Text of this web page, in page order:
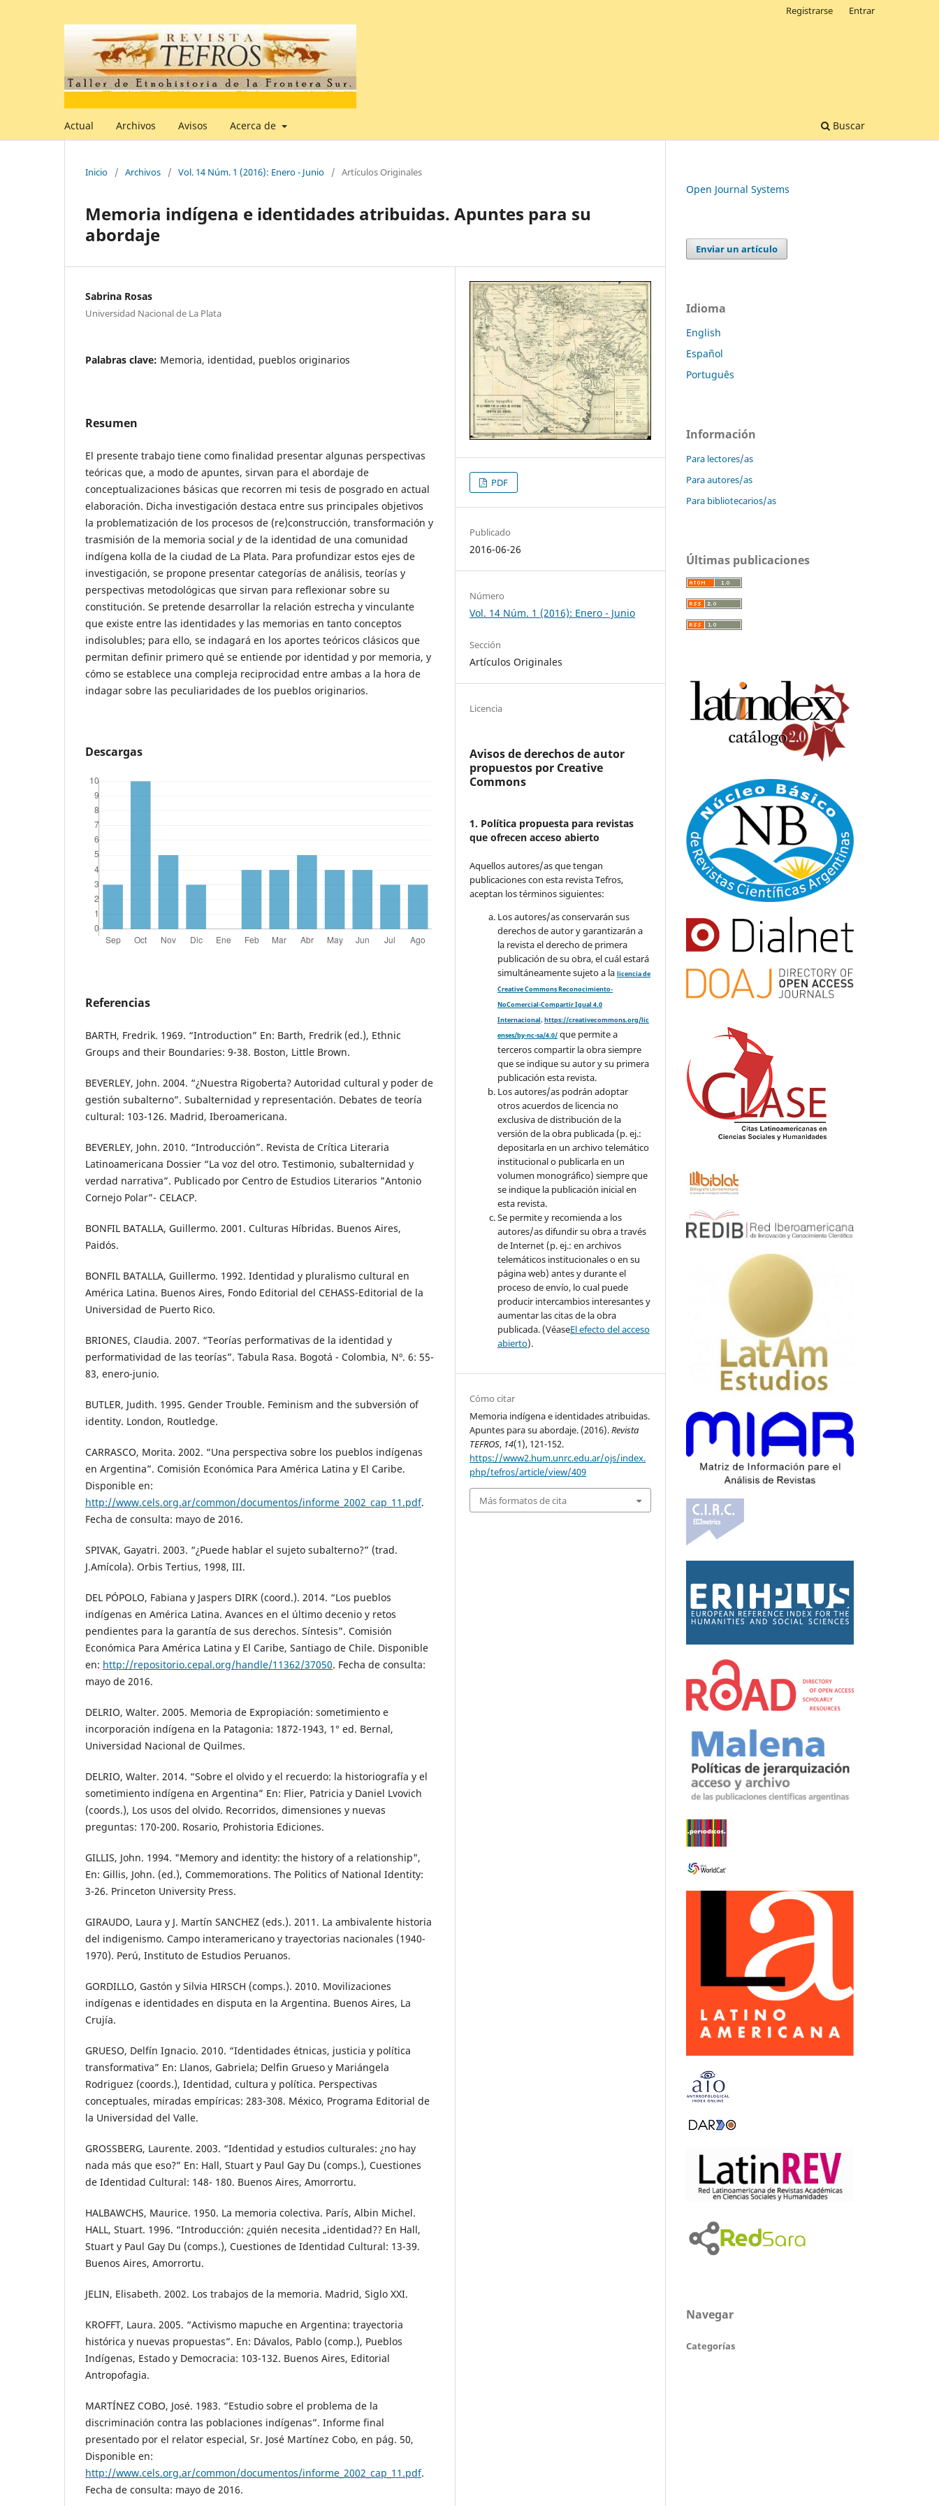
Actual Archivos Avisos Acerca de Buscar
Registrarse Entrar
Inicio / Archivos / Vol. 14 Núm. 1 (2016): Enero - Junio / Artículos Originales
Memoria indígena e identidades atribuidas. Apuntes para su
abordaje
Sabrina Rosas
Universidad Nacional de La Plata
Palabras clave: Memoria, identidad, pueblos originarios
Resumen
El presente trabajo tiene como finalidad presentar algunas perspectivas
teóricas que, a modo de apuntes, sirvan para el abordaje de
conceptualizaciones básicas que recorren mi tesis de posgrado en actual
elaboración. Dicha investigación destaca entre sus principales objetivos
la problematización de los procesos de (re)construcción, transformación y
trasmisión de la memoria social y de la identidad de una comunidad
indígena kolla de la ciudad de La Plata. Para profundizar estos ejes de
investigación, se propone presentar categorías de análisis, teorías y
perspectivas metodológicas que sirvan para reflexionar sobre su
constitución. Se pretende desarrollar la relación estrecha y vinculante
que existe entre las identidades y las memorias en tanto conceptos
indisolubles; para ello, se indagará en los aportes teóricos clásicos que
permitan definir primero qué se entiende por identidad y por memoria, y
cómo se establece una compleja reciprocidad entre ambas a la hora de
indagar sobre las peculiaridades de los pueblos originarios.
Descargas
Referencias
BARTH, Fredrik. 1969. “Introduction” En: Barth, Fredrik (ed.), Ethnic
Groups and their Boundaries: 9-38. Boston, Little Brown.
BEVERLEY, John. 2004. “¿Nuestra Rigoberta? Autoridad cultural y poder de
gestión subalterno”. Subalternidad y representación. Debates de teoría
cultural: 103-126. Madrid, Iberoamericana.
BEVERLEY, John. 2010. “Introducción”. Revista de Crítica Literaria
Latinoamericana Dossier “La voz del otro. Testimonio, subalternidad y
verdad narrativa”. Publicado por Centro de Estudios Literarios "Antonio
Cornejo Polar"- CELACP.
BONFIL BATALLA, Guillermo. 2001. Culturas Híbridas. Buenos Aires,
Paidós.
BONFIL BATALLA, Guillermo. 1992. Identidad y pluralismo cultural en
América Latina. Buenos Aires, Fondo Editorial del CEHASS-Editorial de la
Universidad de Puerto Rico.
BRIONES, Claudia. 2007. “Teorías performativas de la identidad y
performatividad de las teorías”. Tabula Rasa. Bogotá - Colombia, Nº. 6: 55-
83, enero-junio.
BUTLER, Judith. 1995. Gender Trouble. Feminism and the subversión of
identity. London, Routledge.
CARRASCO, Morita. 2002. “Una perspectiva sobre los pueblos indígenas
en Argentina”. Comisión Económica Para América Latina y El Caribe.
Disponible en:
http://www.cels.org.ar/common/documentos/informe_2002_cap_11.pdf.
Fecha de consulta: mayo de 2016.
SPIVAK, Gayatri. 2003. “¿Puede hablar el sujeto subalterno?” (trad.
J.Amícola). Orbis Tertius, 1998, III.
DEL PÓPOLO, Fabiana y Jaspers DIRK (coord.). 2014. “Los pueblos
indígenas en América Latina. Avances en el último decenio y retos
pendientes para la garantía de sus derechos. Síntesis”. Comisión
Económica Para América Latina y El Caribe, Santiago de Chile. Disponible
en: http://repositorio.cepal.org/handle/11362/37050. Fecha de consulta:
mayo de 2016.
DELRIO, Walter. 2005. Memoria de Expropiación: sometimiento e
incorporación indígena en la Patagonia: 1872-1943, 1° ed. Bernal,
Universidad Nacional de Quilmes.
DELRIO, Walter. 2014. “Sobre el olvido y el recuerdo: la historiografía y el
sometimiento indígena en Argentina” En: Flier, Patricia y Daniel Lvovich
(coords.), Los usos del olvido. Recorridos, dimensiones y nuevas
preguntas: 170-200. Rosario, Prohistoria Ediciones.
GILLIS, John. 1994. "Memory and identity: the history of a relationship",
En: Gillis, John. (ed.), Commemorations. The Politics of National Identity:
3-26. Princeton University Press.
GIRAUDO, Laura y J. Martín SANCHEZ (eds.). 2011. La ambivalente historia
del indigenismo. Campo interamericano y trayectorias nacionales (1940-
1970). Perú, Instituto de Estudios Peruanos.
GORDILLO, Gastón y Silvia HIRSCH (comps.). 2010. Movilizaciones
indígenas e identidades en disputa en la Argentina. Buenos Aires, La
Crujía.
GRUESO, Delfín Ignacio. 2010. “Identidades étnicas, justicia y política
transformativa” En: Llanos, Gabriela; Delfin Grueso y Mariángela
Rodriguez (coords.), Identidad, cultura y política. Perspectivas
conceptuales, miradas empíricas: 283-308. México, Programa Editorial de
la Universidad del Valle.
GROSSBERG, Laurente. 2003. “Identidad y estudios culturales: ¿no hay
nada más que eso?” En: Hall, Stuart y Paul Gay Du (comps.), Cuestiones
de Identidad Cultural: 148- 180. Buenos Aires, Amorrortu.
HALBAWCHS, Maurice. 1950. La memoria colectiva. París, Albin Michel.
HALL, Stuart. 1996. “Introducción: ¿quién necesita „identidad?? En Hall,
Stuart y Paul Gay Du (comps.), Cuestiones de Identidad Cultural: 13-39.
Buenos Aires, Amorrortu.
JELIN, Elisabeth. 2002. Los trabajos de la memoria. Madrid, Siglo XXI.
KROFFT, Laura. 2005. “Activismo mapuche en Argentina: trayectoria
histórica y nuevas propuestas”. En: Dávalos, Pablo (comp.), Pueblos
Indígenas, Estado y Democracia: 103-132. Buenos Aires, Editorial
Antropofagia.
MARTÍNEZ COBO, José. 1983. “Estudio sobre el problema de la
discriminación contra las poblaciones indígenas”. Informe final
presentado por el relator especial, Sr. José Martínez Cobo, en pág. 50,
Disponible en:
http://www.cels.org.ar/common/documentos/informe_2002_cap_11.pdf.
Fecha de consulta: mayo de 2016.
PDF
Publicado
2016-06-26
Número
Vol. 14 Núm. 1 (2016): Enero - Junio
Sección
Artículos Originales
Licencia
Avisos de derechos de autor
propuestos por Creative
Commons
1. Política propuesta para revistas
que ofrecen acceso abierto
Aquellos autores/as que tengan
publicaciones con esta revista Tefros,
aceptan los términos siguientes:
Los autores/as conservarán sus
derechos de autor y garantizarán a
la revista el derecho de primera
publicación de su obra, el cuál estará
simultáneamente sujeto a lalicencia de
Creative Commons Reconocimiento-
NoComercial-Compartir Igual 4.0
Internacional.https://creativecommons.org/lic
enses/by-nc-sa/4.0/ que permite a
terceros compartir la obra siempre
que se indique su autor y su primera
publicación esta revista.
Los autores/as podrán adoptar
otros acuerdos de licencia no
exclusiva de distribución de la
versión de la obra publicada (p. ej.:
depositarla en un archivo telemático
institucional o publicarla en un
volumen monográfico) siempre que
se indique la publicación inicial en
esta revista.
Se permite y recomienda a los
autores/as difundir su obra a través
de Internet (p. ej.: en archivos
telemáticos institucionales o en su
página web) antes y durante el
proceso de envío, lo cual puede
producir intercambios interesantes y
aumentar las citas de la obra
publicada. (VéaseEl efecto del acceso
abierto).
Cómo citar
Memoria indígena e identidades atribuidas.
Apuntes para su abordaje. (2016).Revista
TEFROS, 14(1), 121-152.
https://www2.hum.unrc.edu.ar/ojs/index.
php/tefros/article/view/409
Más formatos de cita
Open Journal Systems
Enviar un artículo
Idioma
English
Español
Português
Información
Para lectores/as
Para autores/as
Para bibliotecarios/as
Últimas publicaciones
Navegar
Categorías